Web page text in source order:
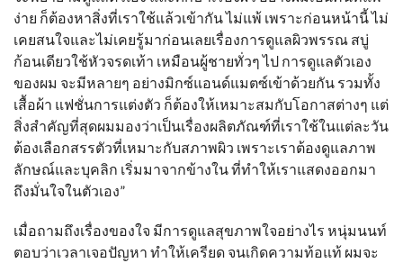
ง่าย ก็ต้องหาสิ่งที่เราใช้แล้วเข้ากัน ไม่แพ้ เพราะก่อนหน้านี้ ไม่
เคยสนใจและไม่เคยรู้มาก่อนเลยเรื่องการดูแลผิวพรรณ สบู่
ก้อนเดียวใช้หัวจรดเท้า เหมือนผู้ชายทั่วๆ ไป การดูแลตัวเอง
ของผม จะมีหลายๆ อย่างมิกซ์แอนด์แมตซ์เข้าด้วยกัน รวมทั้ง
เสื้อผ้า แฟชั่นการแต่งตัว ก็ต้องให้เหมาะสมกับโอกาสต่างๆ แต่
สิ่งสำคัญที่สุดผมมองว่าเป็นเรื่องผลิตภัณฑ์ที่เราใช้ในแต่ละวัน
ต้องเลือกสรรตัวที่เหมาะกับสภาพผิว เพราะเราต้องดูแลภาพ
ลักษณ์และบุคลิก เริ่มมาจากข้างใน ที่ทำให้เราแสดงออกมา
ถึงมั่นใจในตัวเอง”
เมื่อถามถึงเรื่องของใจ มีการดูแลสุขภาพใจอย่างไร หนุ่มนนท์
ตอบว่าเวลาเจอปัญหา ทำให้เครียด จนเกิดความท้อแท้ ผมจะ